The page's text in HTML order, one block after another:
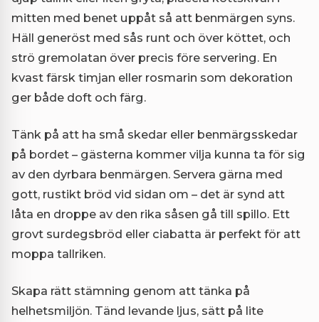
mitten med benet uppåt så att benmärgen syns.
Häll generöst med sås runt och över köttet, och
strö gremolatan över precis före servering. En
kvast färsk timjan eller rosmarin som dekoration
ger både doft och färg.
Tänk på att ha små skedar eller benmärgsskedar
på bordet – gästerna kommer vilja kunna ta för sig
av den dyrbara benmärgen. Servera gärna med
gott, rustikt bröd vid sidan om – det är synd att
låta en droppe av den rika såsen gå till spillo. Ett
grovt surdegsbröd eller ciabatta är perfekt för att
moppa tallriken.
Skapa rätt stämning genom att tänka på
helhetsmiljön. Tänd levande ljus, sätt på lite